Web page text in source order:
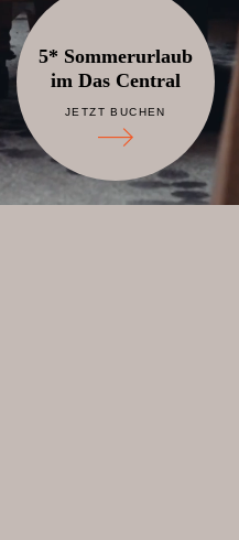
5* Sommerurlaub
im Das Central
JETZT BUCHEN